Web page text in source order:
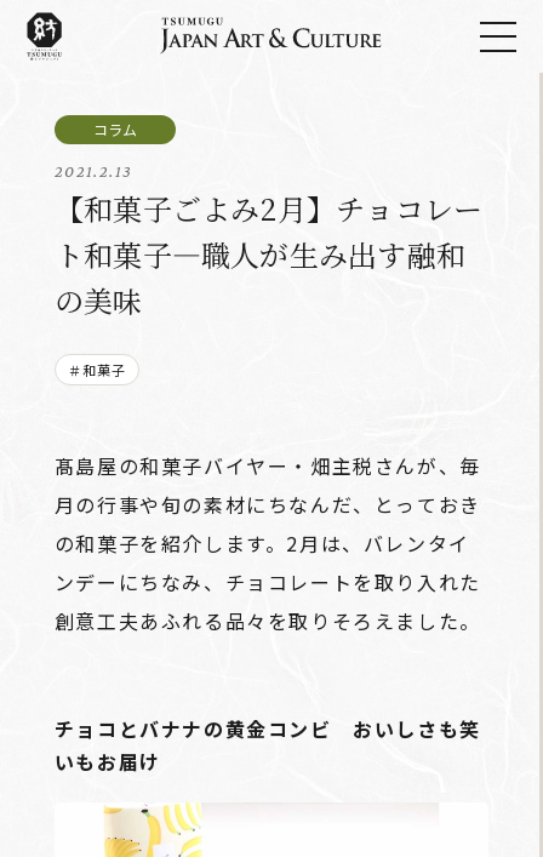
2021.2.13
【和菓子ごよみ2月】チョコレー
ト和菓子―職人が生み出す融和
の美味
＃和菓子
髙島屋の和菓子バイヤー・畑主税さんが、毎
月の行事や旬の素材にちなんだ、とっておき
の和菓子を紹介します。2月は、バレンタイ
ンデーにちなみ、チョコレートを取り入れた
創意工夫あふれる品々を取りそろえました。
チョコとバナナの黄金コンビ おいしさも笑
いもお届け